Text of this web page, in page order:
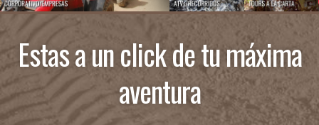
Estas a un click de tu máxima
aventura